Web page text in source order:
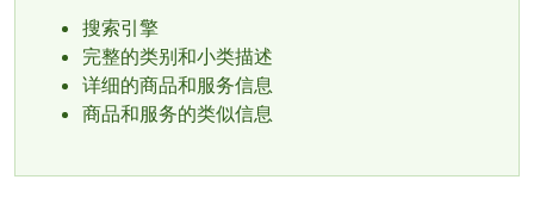
搜索引擎
完整的类别和小类描述
详细的商品和服务信息
商品和服务的类似信息